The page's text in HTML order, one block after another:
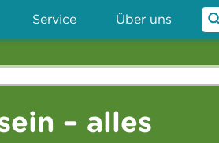
Service Über uns
– alles